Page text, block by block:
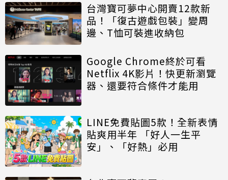
台灣寶可夢中心開賣12款新
品！「復古遊戲包裝」變周
邊、T恤可裝進收納包
Google Chrome終於可看
Netflix 4K影片！快更新瀏覽
器、還要符合條件才能用
LINE免費貼圖5款！全新表情
貼爽用半年 「好人一生平
安」、「好熱」必用